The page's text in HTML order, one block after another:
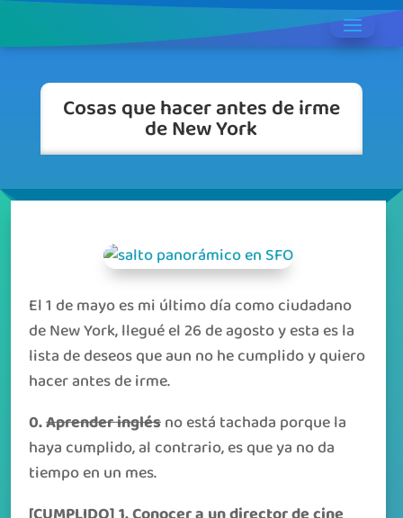
Cosas que hacer antes de irme
de New York
El 1 de mayo es mi último día como ciudadano
de New York, llegué el 26 de agosto y esta es la
lista de deseos que aun no he cumplido y quiero
hacer antes de irme.
0.Aprender inglésno está tachada porque la
haya cumplido, al contrario, es que ya no da
tiempo en un mes.